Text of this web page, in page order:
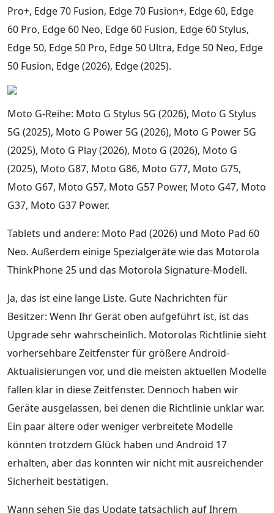
Pro+, Edge 70 Fusion, Edge 70 Fusion+, Edge 60, Edge
60 Pro, Edge 60 Neo, Edge 60 Fusion, Edge 60 Stylus,
Edge 50, Edge 50 Pro, Edge 50 Ultra, Edge 50 Neo, Edge
50 Fusion, Edge (2026), Edge (2025).
Moto G-Reihe: Moto G Stylus 5G (2026), Moto G Stylus
5G (2025), Moto G Power 5G (2026), Moto G Power 5G
(2025), Moto G Play (2026), Moto G (2026), Moto G
(2025), Moto G87, Moto G86, Moto G77, Moto G75,
Moto G67, Moto G57, Moto G57 Power, Moto G47, Moto
G37, Moto G37 Power.
Tablets und andere: Moto Pad (2026) und Moto Pad 60
Neo. Außerdem einige Spezialgeräte wie das Motorola
ThinkPhone 25 und das Motorola Signature-Modell.
Ja, das ist eine lange Liste. Gute Nachrichten für
Besitzer: Wenn Ihr Gerät oben aufgeführt ist, ist das
Upgrade sehr wahrscheinlich. Motorolas Richtlinie sieht
vorhersehbare Zeitfenster für größere Android-
Aktualisierungen vor, und die meisten aktuellen Modelle
fallen klar in diese Zeitfenster. Dennoch haben wir
Geräte ausgelassen, bei denen die Richtlinie unklar war.
Ein paar ältere oder weniger verbreitete Modelle
könnten trotzdem Glück haben und Android 17
erhalten, aber das konnten wir nicht mit ausreichender
Sicherheit bestätigen.
Wann sehen Sie das Update tatsächlich auf Ihrem